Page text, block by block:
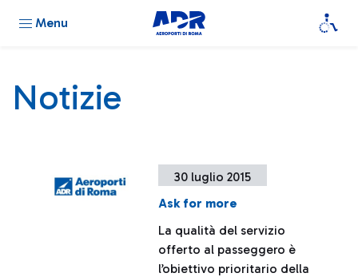
Menu
Notizie
30 luglio 2015
Ask for more
La qualità del servizio
offerto al passeggero è
l’obiettivo prioritario della